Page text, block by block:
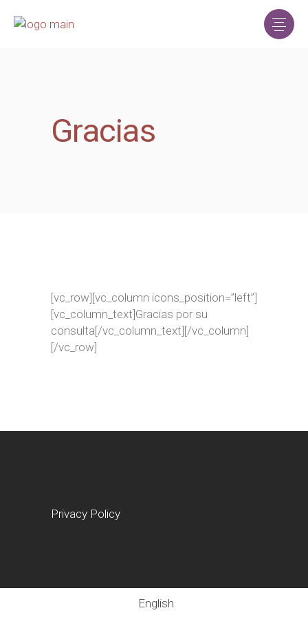
Gracias
[vc_row][vc_column icons_position=”left”]
[vc_column_text]Gracias por su
consulta[/vc_column_text][/vc_column]
[/vc_row]
Privacy Policy
English